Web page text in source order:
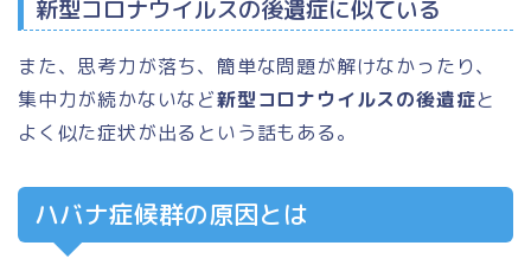
新型コロナウイルスの後遺症に似ている
また、思考力が落ち、簡単な問題が解けなかったり、
集中力が続かないなど新型コロナウイルスの後遺症と
よく似た症状が出るという話もある。
ハバナ症候群の原因とは